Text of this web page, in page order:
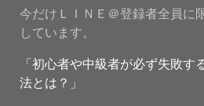
今だけＬＩＮＥ＠登録者全員に
しています。
「初心者や中級者が必ず失敗
法とは？」